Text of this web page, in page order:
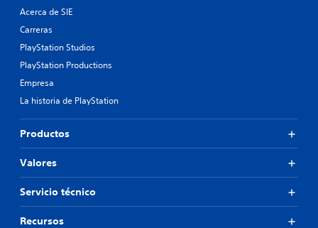
Acerca de SIE
Carreras
PlayStation Studios
PlayStation Productions
Empresa
La historia de PlayStation
Productos
Valores
Servicio técnico
Recursos